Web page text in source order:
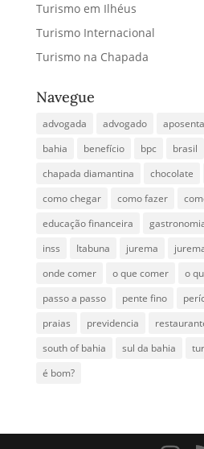
Turismo em Ilhéus
Turismo Internacional
Turismo na Chapada
Navegue
advogada advogado
bahia
benefício bpc brasil
chapada diamantina
chocolate
como chegar
como fazer
educação financeira
inss
Itabuna jurema
onde comer
o que comer o
passo a passo
pente fino
praias
previdencia
south of bahia
sul da bahia
é bom?